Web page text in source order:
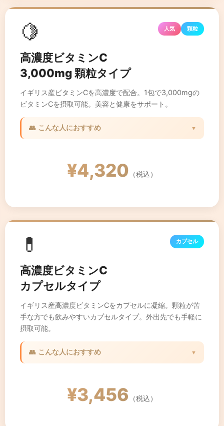
🍋 人気 顆粒
高濃度ビタミンC
3,000mg 顆粒タイプ
イギリス産ビタミンCを高濃度で配合。1包で3,000mgの
ビタミンCを摂取可能。美容と健康をサポート。
👥 こんな人におすすめ ▼
✓ ストレスが多い方
✓ タバコを吸う方¥4,320 （税込）
💊 カプセル
高濃度ビタミンC
カプセルタイプ
イギリス産高濃度ビタミンCをカプセルに凝縮。顆粒が苦
手な方でも飲みやすいカプセルタイプ。外出先でも手軽に
摂取可能。
👥 こんな人におすすめ ▼
✓ 美容と健康を両立したい方
✓ 毎日続けやすい形状を求める方
¥3,456 （税込）